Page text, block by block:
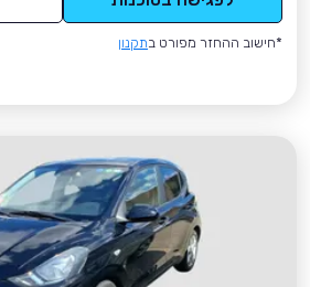
*חישוב ההחזר מפורט בתקנון